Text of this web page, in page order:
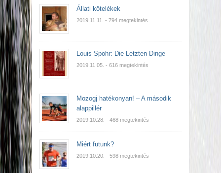
Állati kötelékek
2019.11.11. - 794 megtekintés
Louis Spohr: Die Letzten Dinge
2019.11.05. - 616 megtekintés
Mozogj hatékonyan! – A második
alappillér
2019.10.28. - 468 megtekintés
Miért futunk?
2019.10.20. - 598 megtekintés